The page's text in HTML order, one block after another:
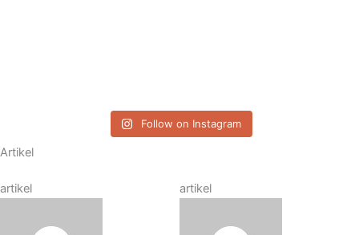
Follow on Instagram
Artikel
artikel artikel